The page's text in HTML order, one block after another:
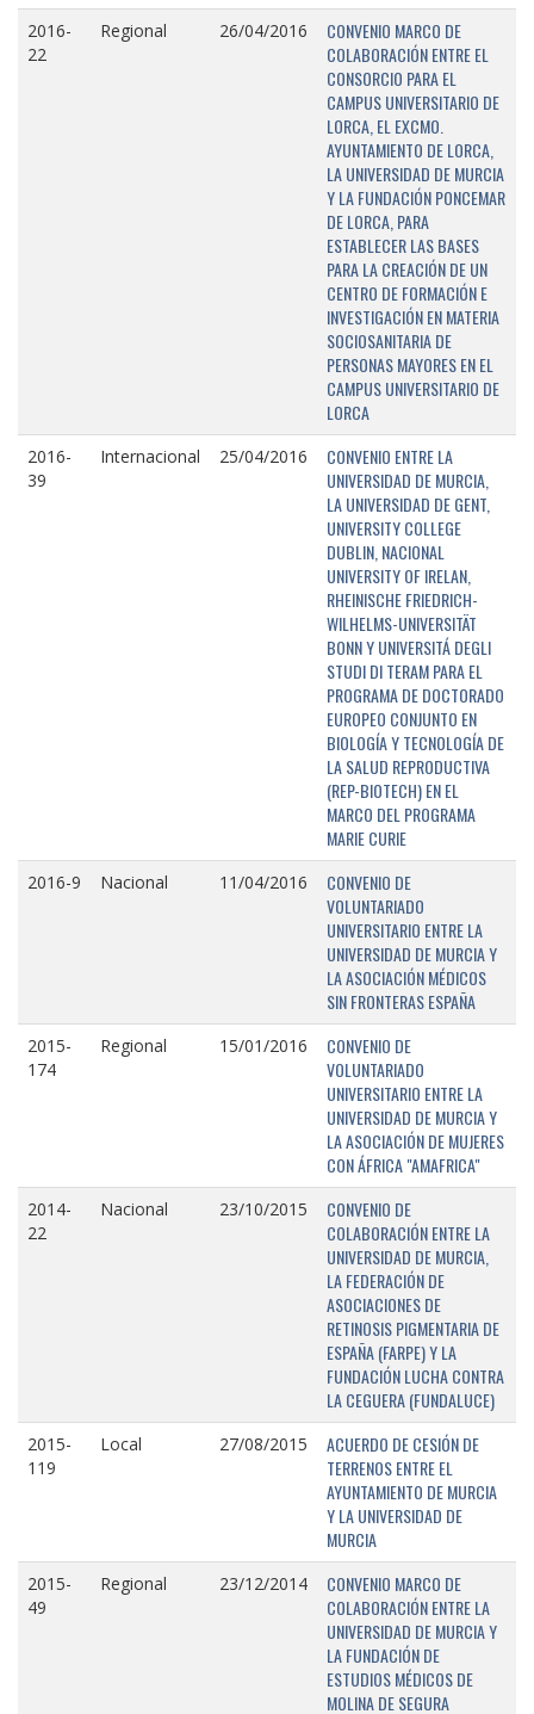
2016-
22
Regional 26/04/2016
CONVENIO MARCO DE
COLABORACIÓN ENTRE EL
CONSORCIO PARA EL
CAMPUS UNIVERSITARIO DE
LORCA, EL EXCMO.
AYUNTAMIENTO DE LORCA,
LA UNIVERSIDAD DE MURCIA
Y LA FUNDACIÓN PONCEMAR
DE LORCA, PARA
ESTABLECER LAS BASES
PARA LA CREACIÓN DE UN
CENTRO DE FORMACIÓN E
INVESTIGACIÓN EN MATERIA
SOCIOSANITARIA DE
PERSONAS MAYORES EN EL
CAMPUS UNIVERSITARIO DE
LORCA
2016-
39
Internacional 25/04/2016
CONVENIO ENTRE LA
UNIVERSIDAD DE MURCIA,
LA UNIVERSIDAD DE GENT,
UNIVERSITY COLLEGE
DUBLIN, NACIONAL
UNIVERSITY OF IRELAN,
RHEINISCHE FRIEDRICH-
WILHELMS-UNIVERSITÄT
BONN Y UNIVERSITÁ DEGLI
STUDI DI TERAM PARA EL
PROGRAMA DE DOCTORADO
EUROPEO CONJUNTO EN
BIOLOGÍA Y TECNOLOGÍA DE
LA SALUD REPRODUCTIVA
(REP-BIOTECH) EN EL
MARCO DEL PROGRAMA
MARIE CURIE
2016-9 Nacional 11/04/2016
CONVENIO DE
VOLUNTARIADO
UNIVERSITARIO ENTRE LA
UNIVERSIDAD DE MURCIA Y
LA ASOCIACIÓN MÉDICOS
SIN FRONTERAS ESPAÑA
2015-
174
Regional 15/01/2016
CONVENIO DE
VOLUNTARIADO
UNIVERSITARIO ENTRE LA
UNIVERSIDAD DE MURCIA Y
LA ASOCIACIÓN DE MUJERES
CON ÁFRICA "AMAFRICA"
2014-
22
Nacional 23/10/2015
CONVENIO DE
COLABORACIÓN ENTRE LA
UNIVERSIDAD DE MURCIA,
LA FEDERACIÓN DE
ASOCIACIONES DE
RETINOSIS PIGMENTARIA DE
ESPAÑA (FARPE) Y LA
FUNDACIÓN LUCHA CONTRA
LA CEGUERA (FUNDALUCE)
2015-
119
Local 27/08/2015
ACUERDO DE CESIÓN DE
TERRENOS ENTRE EL
AYUNTAMIENTO DE MURCIA
Y LA UNIVERSIDAD DE
MURCIA
2015-
49
Regional 23/12/2014
CONVENIO MARCO DE
COLABORACIÓN ENTRE LA
UNIVERSIDAD DE MURCIA Y
LA FUNDACIÓN DE
ESTUDIOS MÉDICOS DE
MOLINA DE SEGURA